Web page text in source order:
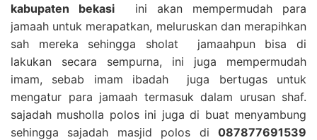
kabupaten bekasi ini akan mempermudah para
jamaah untuk merapatkan, meluruskan dan merapihkan
sah mereka sehingga sholat jamaahpun bisa di
lakukan secara sempurna, ini juga mempermudah
imam, sebab imam ibadah juga bertugas untuk
mengatur para jamaah termasuk dalam urusan shaf.
sajadah musholla polos ini juga di buat menyambung
sehingga sajadah masjid polos di 087877691539